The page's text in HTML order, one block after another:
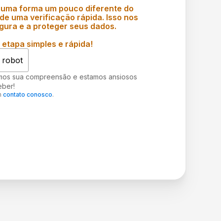
forma um pouco diferente do
uma verificação rápida. Isso nos
e a proteger seus dados.
simples e rápida!
robot
sua compreensão e estamos ansiosos
contato conosco.